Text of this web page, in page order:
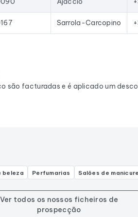
Sarrola-Carcopino
são facturadas e é aplicado um
beleza Perfumarias Salões de
Ver todos os nossos ficheiros de
prospecção